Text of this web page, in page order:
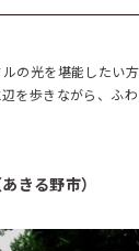
の光を堪能したい
を歩きながら、ふ
きる野市）